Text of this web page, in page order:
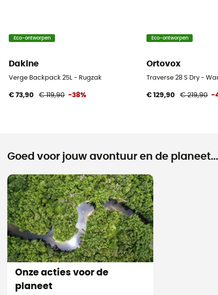
Eco-ontworpen
Dakine
Verge Backpack 25L - Rugzak
€ 73,90 € 119,90 -38%
Eco-ontworpen
Ortovox
Traverse 28 S Dry -
€ 129,90 € 219,90 -
Goed voor jouw avontuur en de planeet...
Onze acties voor de
planeet